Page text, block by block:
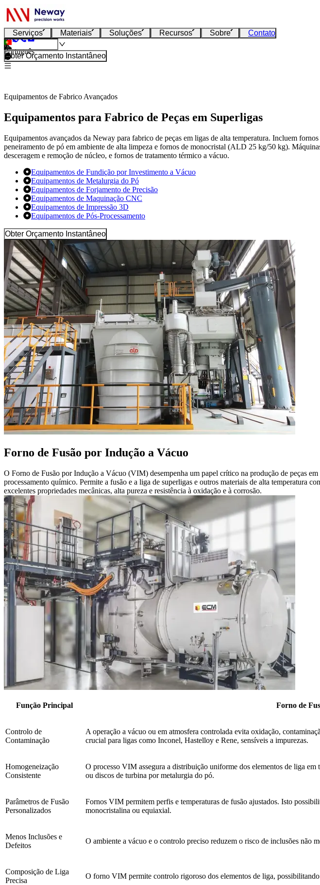
Serviços Materiais Soluções Recursos Sobre Contato
Português
Obter Orçamento Instantâneo
Equipamentos de Fabrico Avançados
Equipamentos para Fabrico de Peças em Superligas
Equipamentos avançados da Neway para fabrico de peças em ligas de alta temperatura. Incluem
peneiramento de pó em ambiente de alta limpeza e fornos de monocristal (ALD 25 kg/50 kg).
desceragem e remoção de núcleo, e fornos de tratamento térmico a vácuo.
Equipamentos de Fundição por Investimento a Vácuo
Equipamentos de Metalurgia do Pó
Equipamentos de Forjamento de Precisão
Equipamentos de Maquinação CNC
Equipamentos de Impressão 3D
Equipamentos de Pós-Processamento
Obter Orçamento Instantâneo
Forno de Fusão por Indução a Vácuo
O Forno de Fusão por Indução a Vácuo (VIM) desempenha um papel crítico na produção de peças
processamento químico. Permite a fusão e a liga de superligas e outros materiais de alta temperatura
excelentes propriedades mecânicas, alta pureza e resistência à oxidação e à corrosão.
Função Principal Forno de
Controlo de
Contaminação
A operação a vácuo ou em atmosfera controlada evita oxidação,
crucial para ligas como Inconel, Hastelloy e Rene, sensíveis a impurezas.
Homogeneização
Consistente
O processo VIM assegura a distribuição uniforme dos elementos de liga
ou discos de turbina por metalurgia do pó.
Parâmetros de Fusão
Personalizados
Fornos VIM permitem perfis e temperaturas de fusão ajustados. Isto
monocristalina ou equiaxial.
Menos Inclusões e
Defeitos
O ambiente a vácuo e o controlo preciso reduzem o risco de inclusões não
Composição de Liga
Precisa
O forno VIM permite controlo rigoroso dos elementos de liga,